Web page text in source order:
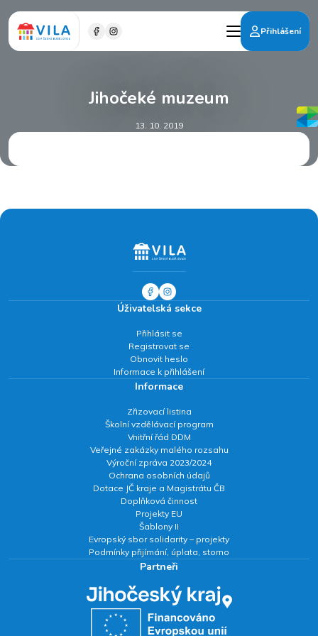
Přihlášení
Jihočeké muzeum
13. 10. 2019
Úživatelská sekce
Přihlásit se
Registrovat se
Obnovit heslo
Informace k přihlášení
Informace
Zřizovací listina
Školní vzdělávací program
Vnitřní řád DDM
Veřejné zakázky malého rozsahu
Výroční zpráva 2023/2024
Ochrana osobních údajů
Dotace JČ kraje a Magistrátu ČB
Doplňková činnost
Projekty EU
Šablony II
Evropský sbor solidarity – projekty
Podmínky přijímání, úplata, storno
Partneři